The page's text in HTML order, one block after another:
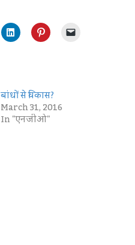
बांधों से विकास?
March 31, 2016
In "एनजीओ"